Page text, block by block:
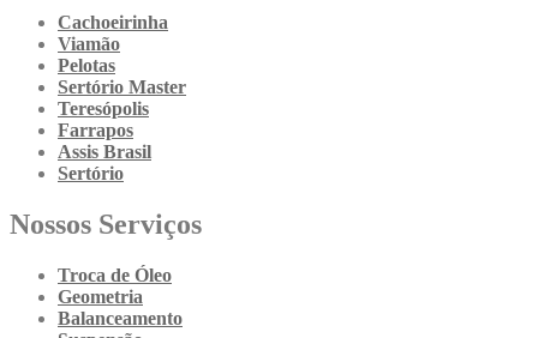
Cachoeirinha
Viamão
Pelotas
Sertório Master
Teresópolis
Farrapos
Assis Brasil
Sertório
Nossos Serviços
Troca de Óleo
Geometria
Balanceamento